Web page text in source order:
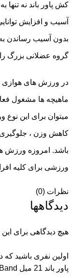
کش پاور باند نه تنها
آسیب و افزایش
بدون آسیب رساندن
گروه عضلانی بزرگ
در ورزش های هوازی
ماهیچه ها مشغول
میتوان برای این
کاهش وزن ،
باشد. امروزه ورزش
ورزشی برای کلیه
نظرات (0)
دیدگاهها
هیچ دیدگاهی برای
اولین نفری باشید
پاور باند 21 میل Thera-Band”